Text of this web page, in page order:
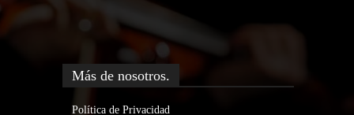
Más de nosotros.
Política de Privacidad